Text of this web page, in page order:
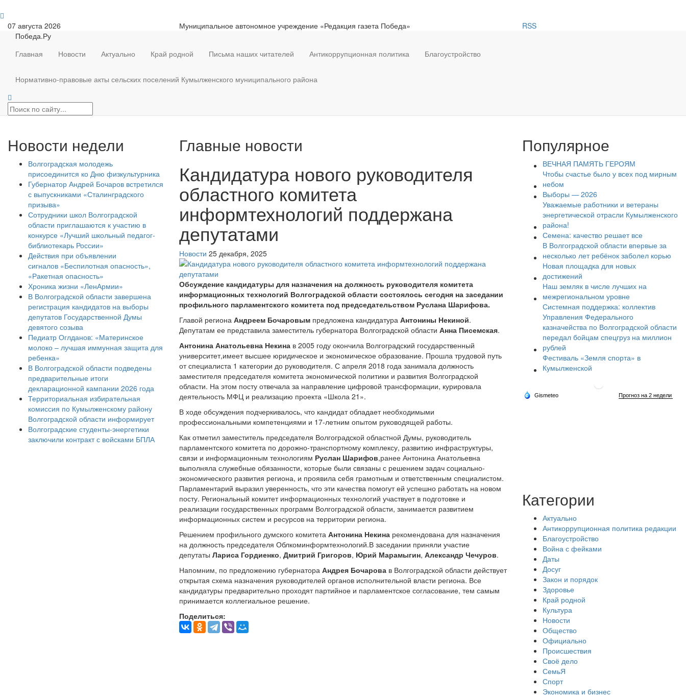
07 августа 2026 Муниципальное автономное учреждение «Редакция газета Победа»
RSS
Победа.Ру
Главная
Новости Актуально Край родной Письма наших читателей Антикоррупционная политика Благоустройство
Нормативно-правовые акты сельских поселений Кумылженского муниципального района
Новости недели
Волгоградская молодежь
присоединится ко Дню физкультурника
Губернатор Андрей Бочаров встретился
с выпускниками «Сталинградского
призыва»
Сотрудники школ Волгоградской
области приглашаются к участию в
конкурсе «Лучший школьный педагог-
библиотекарь России»
Действия при объявлении
сигналов «Беспилотная опасность»,
«Ракетная опасность»
Хроника жизни «ЛенАрмии»
В Волгоградской области завершена
регистрация кандидатов на выборы
депутатов Государственной Думы
девятого созыва
Педиатр Оглданов: «Материнское
молоко – лучшая иммунная защита для
ребенка»
В Волгоградской области подведены
предварительные итоги
декларационной кампании 2026 года
Территориальная избирательная
комиссия по Кумылженскому району
Волгоградской области информирует
Волгоградские студенты-энергетики
заключили контракт с войсками БПЛА
Главные новости
Кандидатура нового руководителя
областного комитета
информтехнологий поддержана
депутатами
Новости 25 декабря, 2025
Обсуждение кандидатуры для назначения на должность руководителя комитета
информационных технологий Волгоградской области состоялось сегодня на заседании
профильного парламентского комитета под председательством Руслана Шарифова.
Главой региона Андреем Бочаровым предложена кандидатура Антонины Некиной.
Депутатам ее представила заместитель губернатора Волгоградской области Анна Писемская.
Антонина Анатольевна Некина в 2005 году окончила Волгоградский государственный
университет,имеет высшее юридическое и экономическое образование. Прошла трудовой путь
от специалиста 1 категории до руководителя. С апреля 2018 года занимала должность
заместителя председателя комитета экономической политики и развития Волгоградской
области. На этом посту отвечала за направление цифровой трансформации, курировала
деятельность МФЦ и реализацию проекта «Школа 21».
В ходе обсуждения подчеркивалось, что кандидат обладает необходимыми
профессиональными компетенциями и 17-летним опытом руководящей работы.
Как отметил заместитель председателя Волгоградской областной Думы, руководитель
парламентского комитета по дорожно-транспортному комплексу, развитию инфраструктуры,
связи и информационным технологиям Руслан Шарифов,ранее Антонина Анатольевна
выполняла служебные обязанности, которые были связаны с решением задач социально-
экономического развития региона, и проявила себя грамотным и ответственным специалистом.
Парламентарий выразил уверенность, что эти качества помогут ей успешно работать на новом
посту. Региональный комитет информационных технологий участвует в подготовке и
реализации государственных программ Волгоградской области, занимается развитием
информационных систем и ресурсов на территории региона.
Решением профильного думского комитета Антонина Некина рекомендована для назначения
на должность председателя Облкоминформтехнологий.В заседании приняли участие
депутаты Лариса Гордиенко, Дмитрий Григоров, Юрий Марамыгин, Александр Чечуров.
Напомним, по предложению губернатора Андрея Бочарова в Волгоградской области действует
открытая схема назначения руководителей органов исполнительной власти региона. Все
кандидатуры предварительно проходят партийное и парламентское согласование, тем самым
принимается коллегиальное решение.
Поделиться:
Популярное
ВЕЧНАЯ ПАМЯТЬ ГЕРОЯМ
Чтобы счастье было у всех под мирным
небом
Выборы — 2026
Уважаемые работники и ветераны
энергетической отрасли Кумылженского
района!
Семена: качество решает все
В Волгоградской области впервые за
несколько лет ребёнок заболел корью
Новая площадка для новых
достижений
Наш земляк в числе лучших на
межрегиональном уровне
Системная поддержка: коллектив
Управления Федерального
казначейства по Волгоградской области
передал бойцам спецгруз на миллион
рублей
Фестиваль «Земля спорта» в
Кумылженской
Категории
Актуально
Антикоррупционная политика редакции
Благоустройство
Война с фейками
Даты
Досуг
Закон и порядок
Здоровье
Край родной
Культура
Новости
Общество
Официально
Происшествия
Своё дело
СемьЯ
Спорт
Экономика и бизнес